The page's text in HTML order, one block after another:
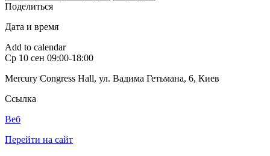
Поделиться
Дата и время
Add to calendar
Ср 10 сен 09:00-18:00
Mercury Congress Hall, ул. Вадима Гетьмана, 6, Киев
Ссылка
Веб
Перейти на сайт